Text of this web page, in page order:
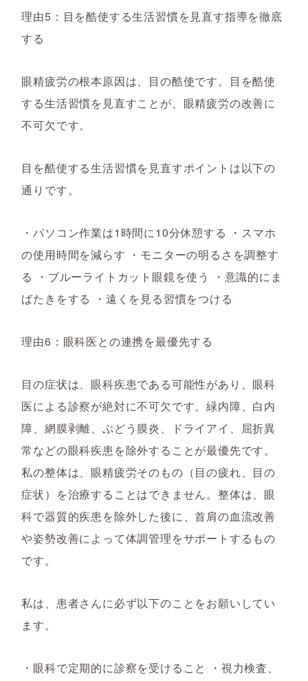
理由5：目を酷使する生活習慣を見直す指導を徹底
する
眼精疲労の根本原因は、目の酷使です。目を酷使
する生活習慣を見直すことが、眼精疲労の改善に
不可欠です。
目を酷使する生活習慣を見直すポイントは以下の
通りです。
・パソコン作業は1時間に10分休憩する ・スマホ
の使用時間を減らす ・モニターの明るさを調整す
る ・ブルーライトカット眼鏡を使う ・意識的にま
ばたきをする ・遠くを見る習慣をつける
理由6：眼科医との連携を最優先する
目の症状は、眼科疾患である可能性があり、眼科
医による診察が絶対に不可欠です。緑内障、白内
障、網膜剥離、ぶどう膜炎、ドライアイ、屈折異
常などの眼科疾患を除外することが最優先です。
私の整体は、眼精疲労そのもの（目の疲れ、目の
症状）を治療することはできません。整体は、眼
科で器質的疾患を除外した後に、首肩の血流改善
や姿勢改善によって体調管理をサポートするもの
です。
私は、患者さんに必ず以下のことをお願いしてい
ます。
・眼科で定期的に診察を受けること ・視力検査、